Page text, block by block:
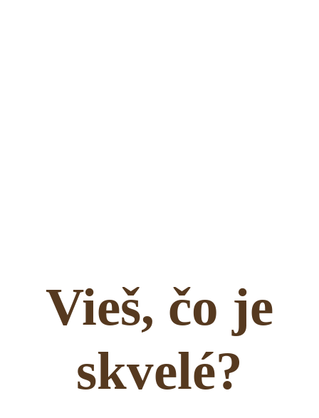
Vieš, čo je
skvelé?